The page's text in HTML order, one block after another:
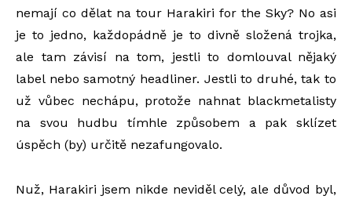
nemají co dělat na tour Harakiri for the Sky? No asi
je to jedno, každopádně je to divně složená trojka,
ale tam závisí na tom, jestli to domlouval nějaký
label nebo samotný headliner. Jestli to druhé, tak to
už vůbec nechápu, protože nahnat blackmetalisty
na svou hudbu tímhle způsobem a pak sklízet
úspěch (by) určitě nezafungovalo.
Nuž, Harakiri jsem nikde neviděl celý, ale důvod byl,